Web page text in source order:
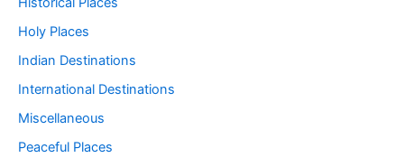
Holy Places
Indian Destinations
International Destinations
Miscellaneous
Peaceful Places